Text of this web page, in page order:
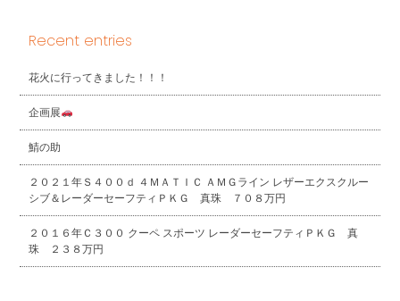
Recent entries
花火に行ってきました！！！
企画展
鯖の助
２０２１年Ｓ４００ｄ ４ＭＡＴＩＣ ＡＭＧライン レザーエクスクルー
シブ＆レーダーセーフティＰＫＧ 真珠 ７０８万円
２０１６年Ｃ３００ クーペ スポーツ レーダーセーフティＰＫＧ 真
珠 ２３８万円